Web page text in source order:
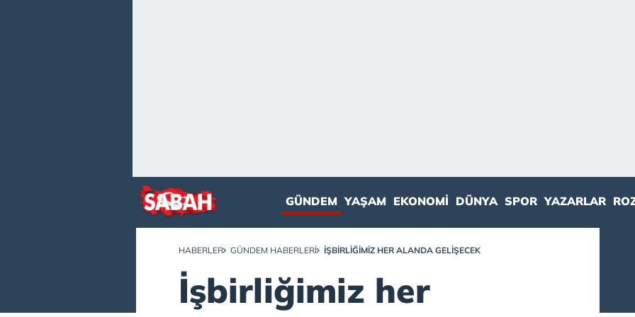
GÜNDEM YAŞAM EKONOMI DÜNYA SPOR YAZARLAR
HABERLER GÜNDEM HABERLERI İŞBIRLIĞIMIZ HER ALANDA GELIŞECEK
İşbirliğimiz her